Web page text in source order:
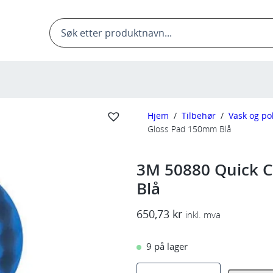
Products
search
Hjem / Tilbehør / Vask og
Gloss Pad 150mm Blå
3M 50880 Quick
Blå
650,73 kr inkl. mva
9 på lager